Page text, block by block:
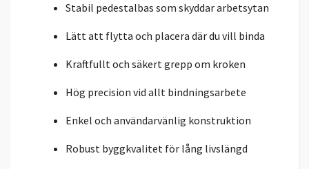
Stabil pedestalbas som skyddar arbetsytan
Lätt att flytta och placera där du vill binda
Kraftfullt och säkert grepp om kroken
Hög precision vid allt bindningsarbete
Enkel och användarvänlig konstruktion
Robust byggkvalitet för lång livslängd